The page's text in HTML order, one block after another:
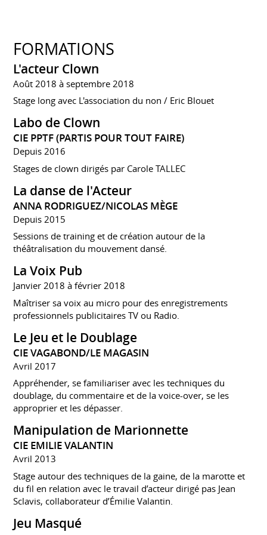
FORMATIONS
L'acteur Clown
Août 2018 à septembre 2018
Stage long avec L'association du non / Eric Blouet
Labo de Clown
CIE PPTF (PARTIS POUR TOUT FAIRE)
Depuis 2016
Stages de clown dirigés par Carole TALLEC
La danse de l'Acteur
ANNA RODRIGUEZ/NICOLAS MÈGE
Depuis 2015
Sessions de training et de création autour de la
théâtralisation du mouvement dansé.
La Voix Pub
Janvier 2018 à février 2018
Maîtriser sa voix au micro pour des enregistrements
professionnels publicitaires TV ou Radio.
Le Jeu et le Doublage
CIE VAGABOND/LE MAGASIN
Avril 2017
Appréhender, se familiariser avec les techniques du
doublage, du commentaire et de la voice-over, se les
approprier et les dépasser.
Manipulation de Marionnette
CIE EMILIE VALANTIN
Avril 2013
Stage autour des techniques de la gaine, de la marotte et
du fil en relation avec le travail d’acteur dirigé pas Jean
Sclavis, collaborateur d’Émilie Valantin.
Jeu Masqué